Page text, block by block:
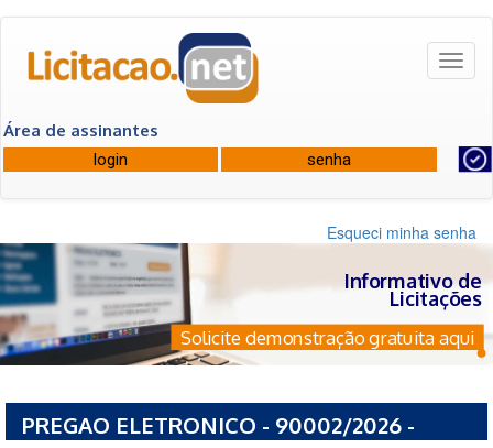
Área de assinantes
Esqueci minha senha
Informativo de
Licitações
Solicite demonstração gratuita aqui
PREGAO ELETRONICO - 90002/2026 -